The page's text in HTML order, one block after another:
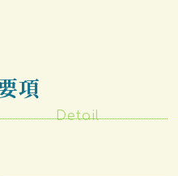
項
Detail